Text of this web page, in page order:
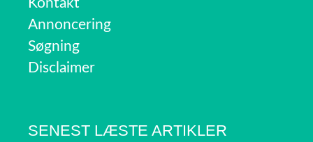
Kontakt
Annoncering
Søgning
Disclaimer
SENEST LÆSTE ARTIKLER